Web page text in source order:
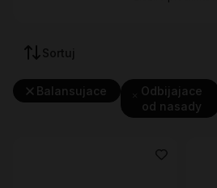
Sortuj
Balansujace
Odbijajace
od nasady